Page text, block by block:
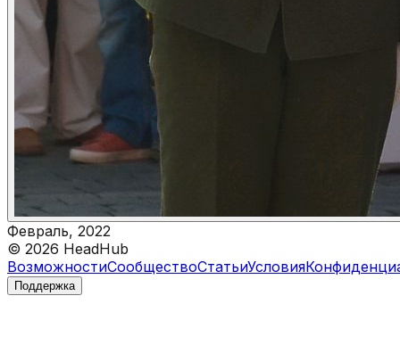
Февраль, 2022
© 2026 HeadHub
ВозможностиСообществоСтатьиУсловия
Поддержка